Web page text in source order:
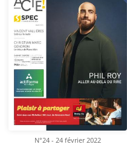
N°24 - 24 février 2022